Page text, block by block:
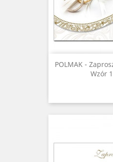
POLMAK -
Wzór